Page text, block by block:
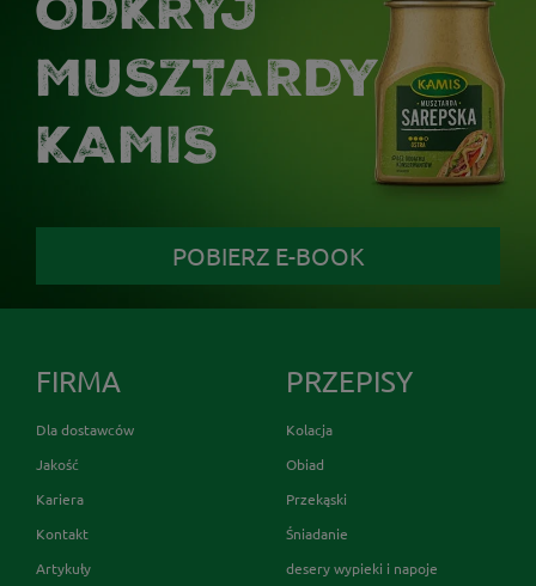
MUSZTARDY
KAMIS
POBIERZ E-BOOK
FIRMA
Dla dostawców
Jakość
Kariera
Kontakt
Artykuły
PRZEPISY
Kolacja
Obiad
Przekąski
Śniadanie
desery wypieki i napoje